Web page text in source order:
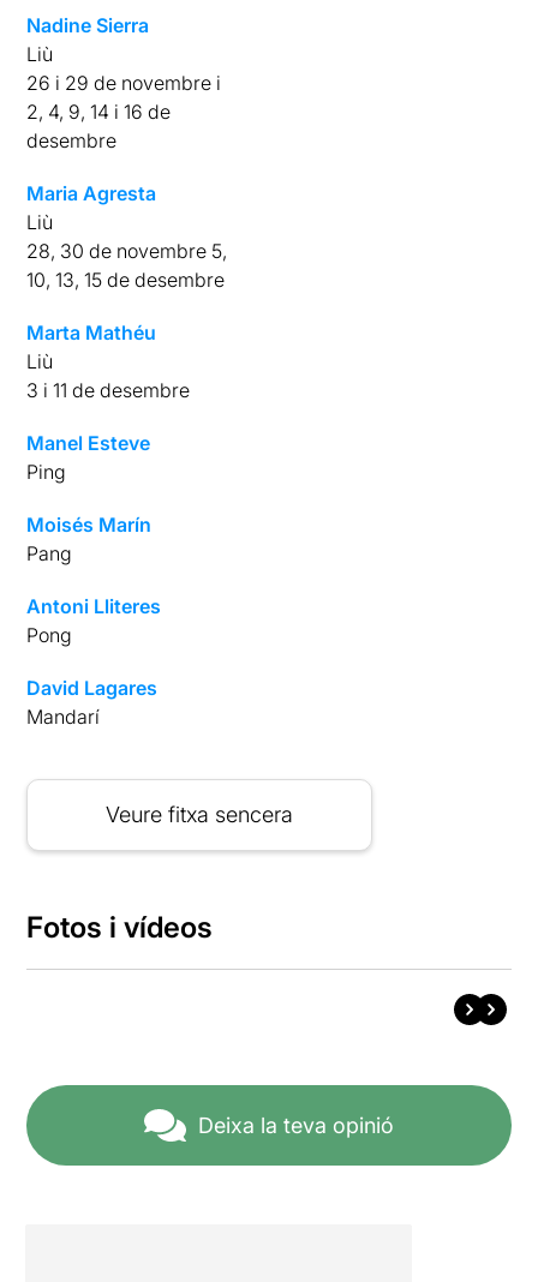
Nadine Sierra
Liù
26 i 29 de novembre i
2, 4, 9, 14 i 16 de
desembre
Maria Agresta
Liù
28, 30 de novembre 5,
10, 13, 15 de desembre
Marta Mathéu
Liù
3 i 11 de desembre
Manel Esteve
Ping
Moisés Marín
Pang
Antoni Lliteres
Pong
David Lagares
Mandarí
Veure fitxa sencera
Fotos i vídeos
Deixa la teva opinió